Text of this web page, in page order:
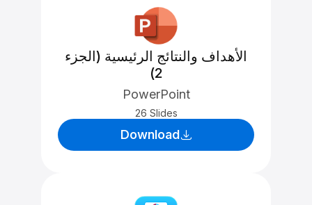
الأهداف والنتائج الرئيسية (الجزء
2)
PowerPoint
26 Slides
Download